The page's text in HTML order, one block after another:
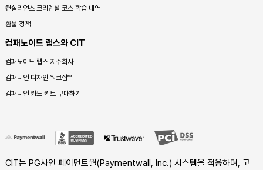
컨실리언스 크리덴셜 코스 학습 내역
환불 정책
컴패노이드 랩스와 CIT
컴패노이드 랩스 지주회사
컴패니언 디자인 워크샵™
컴패니언 카드 키트 구매하기
CIT는 PG사인 페이먼트월(Paymentwall, Inc.) 시스템을 적용하며, 고